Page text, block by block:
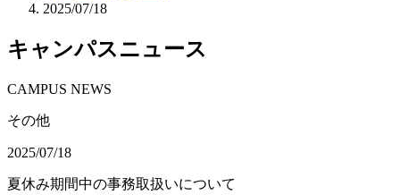
2025/07/18
キャンパスニュース
CAMPUS NEWS
その他
2025/07/18
夏休み期間中の事務取扱いについて